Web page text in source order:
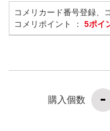
コメリカード番号登録、
コメリポイント ： 5ポイ
購入個数